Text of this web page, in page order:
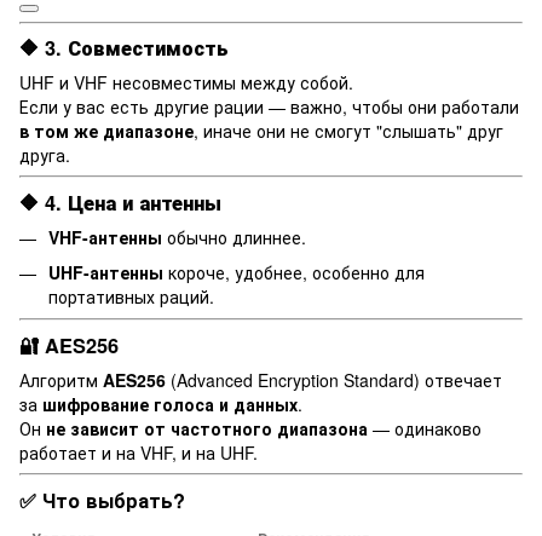
🔶 3. Совместимость
UHF и VHF несовместимы между собой.
Если у вас есть другие рации — важно, чтобы они работали
в том же диапазоне, иначе они не смогут "слышать" друг
друга.
🔶 4. Цена и антенны
VHF-антенны обычно длиннее.
UHF-антенны короче, удобнее, особенно для
портативных раций.
🔐 AES256
Алгоритм AES256 (Advanced Encryption Standard) отвечает
за шифрование голоса и данных.
Он не зависит от частотного диапазона — одинаково
работает и на VHF, и на UHF.
✅ Что выбрать?